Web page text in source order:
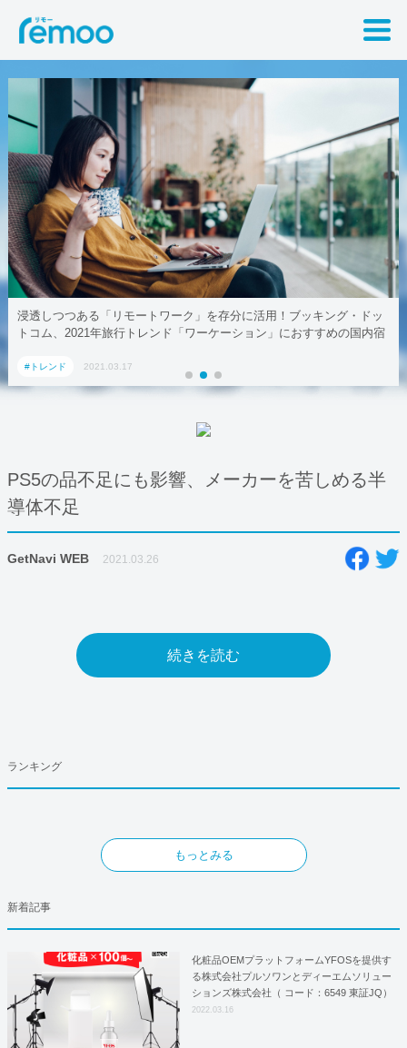
浸透しつつある「リモートワーク」を存分に活用！ブッキング・ドッ
トコム、2021年旅行トレンド「ワーケーション」におすすめの国内宿
#トレンド 2021.03.17
PS5の品不足にも影響、メーカーを苦しめる半
導体不足
GetNavi WEB 2021.03.26
続きを読む
ランキング
もっとみる
新着記事
化粧品OEMプラットフォームYFOSを提供す
る株式会社プルソワンとディーエムソリュー
ションズ株式会社（ コード：6549 東証JQ）
はYFOSにおけるロジスティクスパートナー
2022.03.16